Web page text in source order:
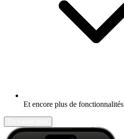
Et encore plus de fonctionnalités